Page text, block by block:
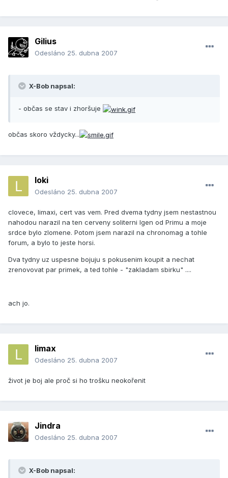
Gilius
Odesláno 25. dubna 2007
X-Bob napsal:
- občas se stav i zhoršuje
občas skoro vždycky...
loki
Odesláno 25. dubna 2007
clovece, limaxi, cert vas vem. Pred dvema tydny jsem nestastnou
nahodou narazil na ten cerveny soliterni Igen od Primu a moje
srdce bylo zlomene. Potom jsem narazil na chronomag a tohle
forum, a bylo to jeste horsi.
Dva tydny uz uspesne bojuju s pokusenim koupit a nechat
zrenovovat par primek, a ted tohle - "zakladam sbirku" ....
ach jo.
limax
Odesláno 25. dubna 2007
život je boj ale proč si ho trošku neokořenit
Jindra
Odesláno 25. dubna 2007
X-Bob napsal: